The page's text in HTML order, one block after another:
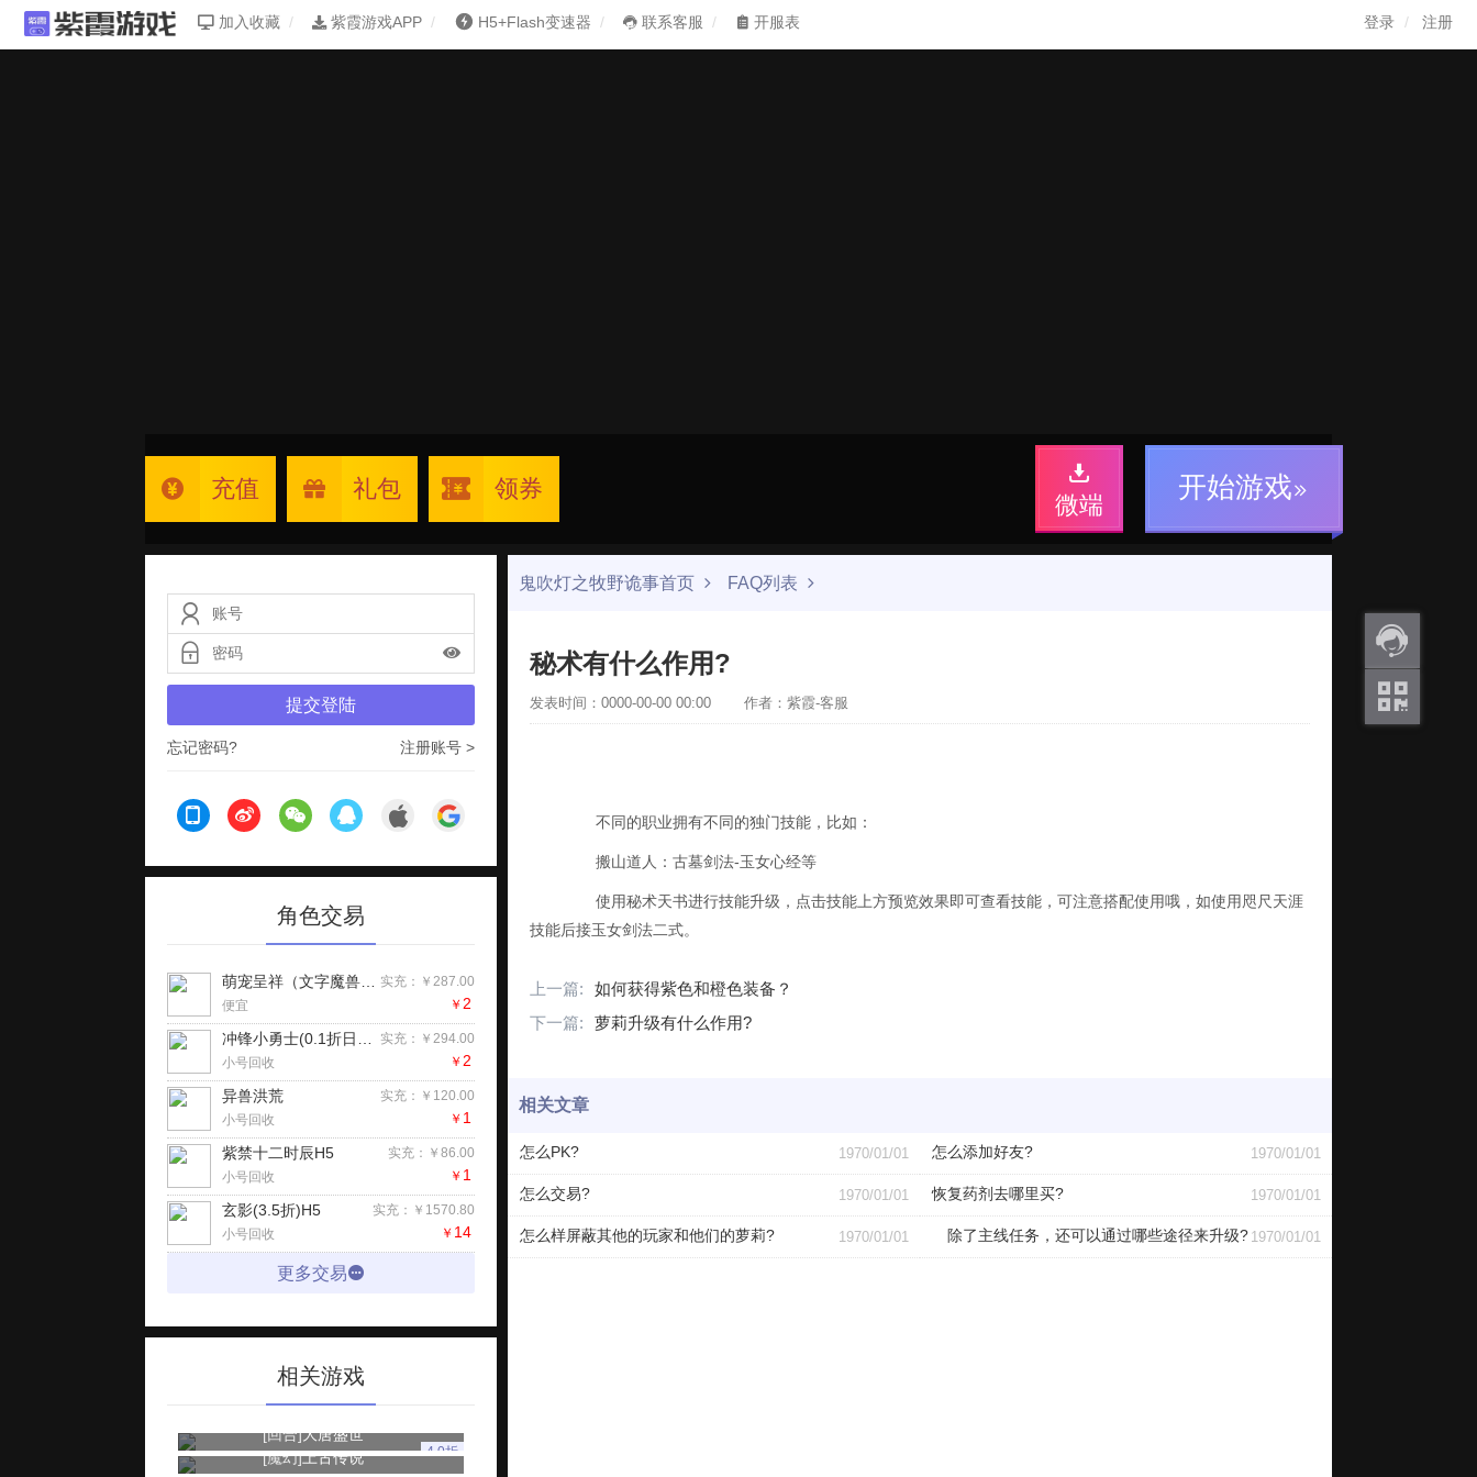
加入收藏 紫霞游戏APP H5+Flash变速器 联系客服 开服表 登录 注册
微端
充值 礼包 领券 开始游戏
提交登陆
忘记密码? 注册账号 >
角色交易
实充：￥287.00
萌宠呈祥（文字魔兽）H5
便宜 ￥ 2
实充：￥294.00
冲锋小勇士(0.1折日送648)手游
小号回收 ￥ 2
实充：￥120.00
异兽洪荒
小号回收 ￥ 1
实充：￥86.00
紫禁十二时辰H5
小号回收 ￥ 1
实充：￥1570.80
玄影(3.5折)H5
小号回收 ￥ 14
更多交易
相关游戏
[回合]大唐盛世
4.0折
[魔幻]上古传说
鬼吹灯之牧野诡事首页 FAQ列表
秘术有什么作用?
发表时间：0000-00-00 00:00 作者：紫霞-客服
不同的职业拥有不同的独门技能，比如：
搬山道人：古墓剑法-玉女心经等
使用秘术天书进行技能升级，点击技能上方预览效果即可查看技能，可注意搭配使用哦，如使用咫尺天涯
技能后接玉女剑法二式。
上一篇:
如何获得紫色和橙色装备？
下一篇:
萝莉升级有什么作用?
相关文章
1970/01/01
怎么PK? 1970/01/01
怎么添加好友?
1970/01/01
怎么交易? 1970/01/01
恢复药剂去哪里买?
1970/01/01
怎么样屏蔽其他的玩家和他们的萝莉? 1970/01/01
除了主线任务，还可以通过哪些途径来升级?
返利
咨询